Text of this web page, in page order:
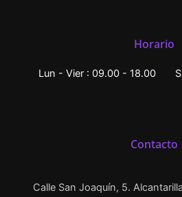
Horario
Lun - Vier : 09.00 - 18.00
Contacto
Calle San Joaquín, 5.